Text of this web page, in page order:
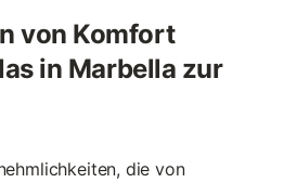
von Komfort
in Marbella zur
die von